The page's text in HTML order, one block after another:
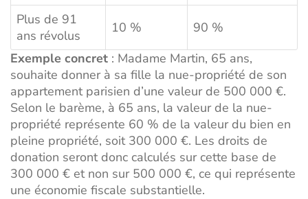
Plus de 91
ans révolus
10 %
90 %
Exemple concret : Madame Martin, 65 ans,
souhaite donner à sa fille la nue-propriété de son
appartement parisien d’une valeur de 500 000 €.
Selon le barème, à 65 ans, la valeur de la nue-
propriété représente 60 % de la valeur du bien en
pleine propriété, soit 300 000 €. Les droits de
donation seront donc calculés sur cette base de
300 000 € et non sur 500 000 €, ce qui représente
une économie fiscale substantielle.